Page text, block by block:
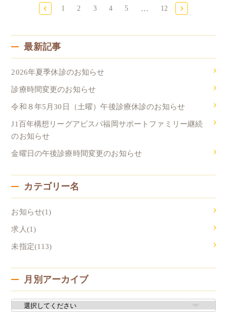
‹ 1 2 3 4 5 … 12 ›
最新記事
2026年夏季休診のお知らせ
診療時間変更のお知らせ
令和８年5月30日（土曜）午後診療休診のお知らせ
J1百年構想リーグアビスパ福岡サポートファミリー継続
のお知らせ
金曜日の午後診療時間変更のお知らせ
カテゴリー名
お知らせ(1)
求人(1)
未指定(113)
月別アーカイブ